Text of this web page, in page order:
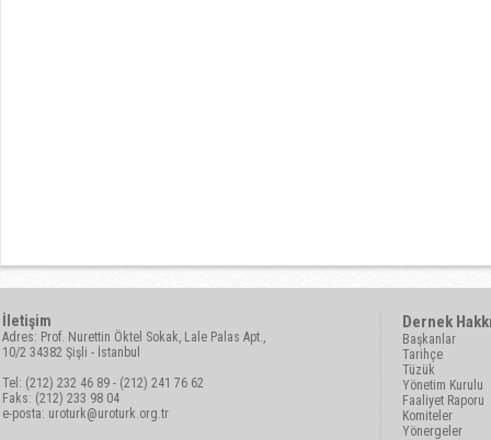
İletişim
Adres: Prof. Nurettin Öktel Sokak, Lale Palas Apt.,
10/2 34382 Şişli - İstanbul
Tel: (212) 232 46 89 - (212) 241 76 62
Faks: (212) 233 98 04
e-posta: uroturk@uroturk.org.tr
Dernek
Başkanlar
Tarihçe
Tüzük
Yönetim Kurulu
Faaliyet Raporu
Komiteler
Yönergeler